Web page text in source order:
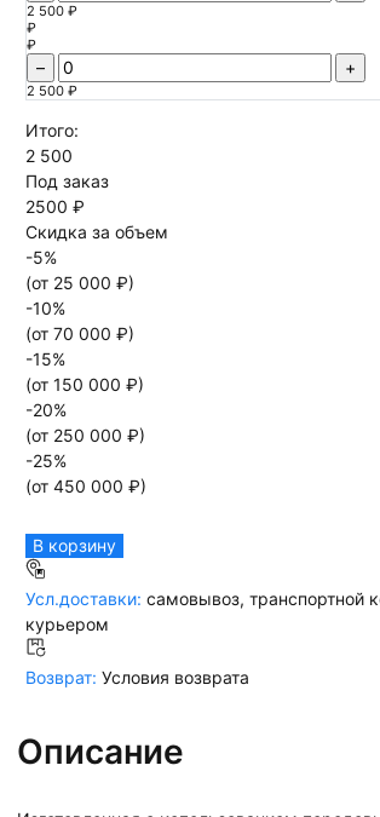
2 500 ₽
₽
₽
– +
2 500 ₽
Итого:
2 500
Под заказ
2500 ₽
Скидка за объем
-5%
(от 25 000 ₽)
-10%
(от 70 000 ₽)
-15%
(от 150 000 ₽)
-20%
(от 250 000 ₽)
-25%
(от 450 000 ₽)
В корзину
Усл.доставки: самовывоз, транспортной
курьером
Возврат: Условия возврата
Описание